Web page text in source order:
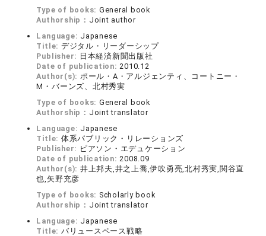
Type of books: General book
Authorship： Joint author
Language: Japanese
Title: デジタル・リーダーシップ
Publisher: 日本経済新聞出版社
Date of publication:2010.12
Author(s): ポール・A・アルジェンティ、コートニー・
M・バーンズ、北村秀実
Type of books: General book
Authorship： Joint translator
Language: Japanese
Title: 体系パブリック・リレーションズ
Publisher: ピアソン・エデュケーション
Date of publication:2008.09
Author(s): 井上邦夫,井之上喬,伊吹勇亮,北村秀実,関谷直
也,矢野充彦
Type of books: Scholarly book
Authorship： Joint translator
Language: Japanese
Title: バリュースペース戦略